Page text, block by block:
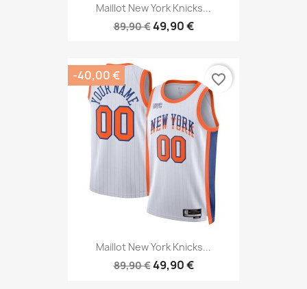
Maillot New York Knicks...
89,90 €49,90 €
Maillot New York Knicks...
89,90 €49,90 €
-40,00 € favorite_border